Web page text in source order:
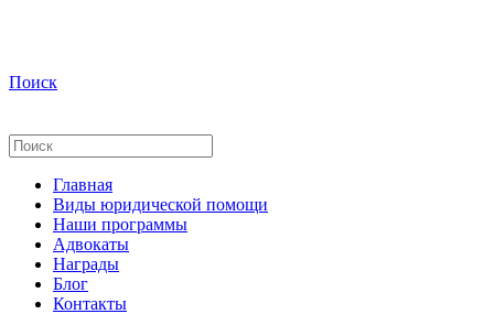
Поиск
Главная
Виды юридической помощи
Наши программы
Адвокаты
Награды
Блог
Контакты